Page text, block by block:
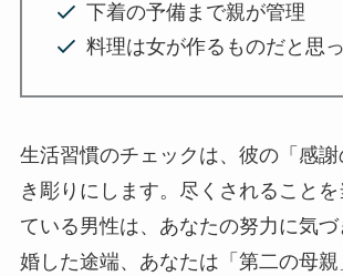
下着の予備まで親が管理
料理は女が作るものだと思
生活習慣のチェックは、彼の「感
き彫りにします。尽くされること
ている男性は、あなたの努力に気
婚した途端、あなたは「第二の母